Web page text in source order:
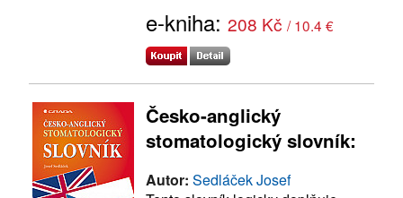
e-kniha: 208 Kč / 10.4 €
Česko-anglický
stomatologický slovník:
Autor: Sedláček Josef